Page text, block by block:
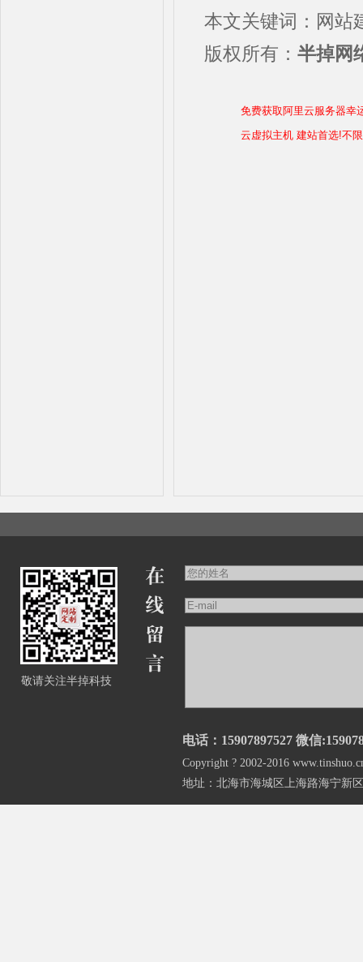
本文关键词：网站
版权所有： 半掉网
免费获取阿里云服务器幸
云虚拟主机 建站首选!不
敬请关注半掉科技
电话：15907897527 微信
Copyright ? 2002-2016
地址：北海市海城区上海路海宁新